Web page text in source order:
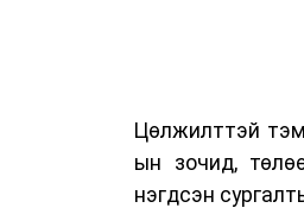
Цөлжилттэй
ын зочид,
нэгдсэн